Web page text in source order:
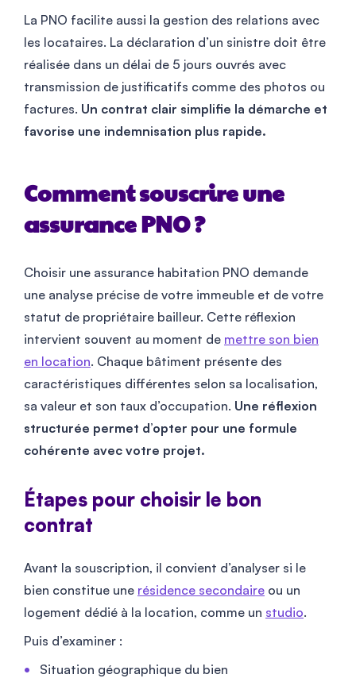
La PNO facilite aussi la gestion des relations avec
les locataires. La déclaration d’un sinistre doit être
réalisée dans un délai de 5 jours ouvrés avec
transmission de justificatifs comme des photos ou
factures. Un contrat clair simplifie la démarche et
favorise une indemnisation plus rapide.
Comment souscrire une
assurance PNO ?
Choisir une assurance habitation PNO demande
une analyse précise de votre immeuble et de votre
statut de propriétaire bailleur. Cette réflexion
intervient souvent au moment de mettre son bien
en location. Chaque bâtiment présente des
caractéristiques différentes selon sa localisation,
sa valeur et son taux d’occupation. Une réflexion
structurée permet d’opter pour une formule
cohérente avec votre projet.
Étapes pour choisir le bon
contrat
Avant la souscription, il convient d’analyser si le
bien constitue une résidence secondaire ou un
logement dédié à la location, comme un studio.
Puis d’examiner :
Situation géographique du bien